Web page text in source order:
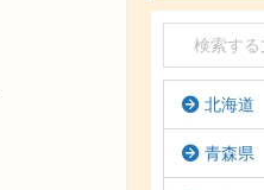
北海道
青森県